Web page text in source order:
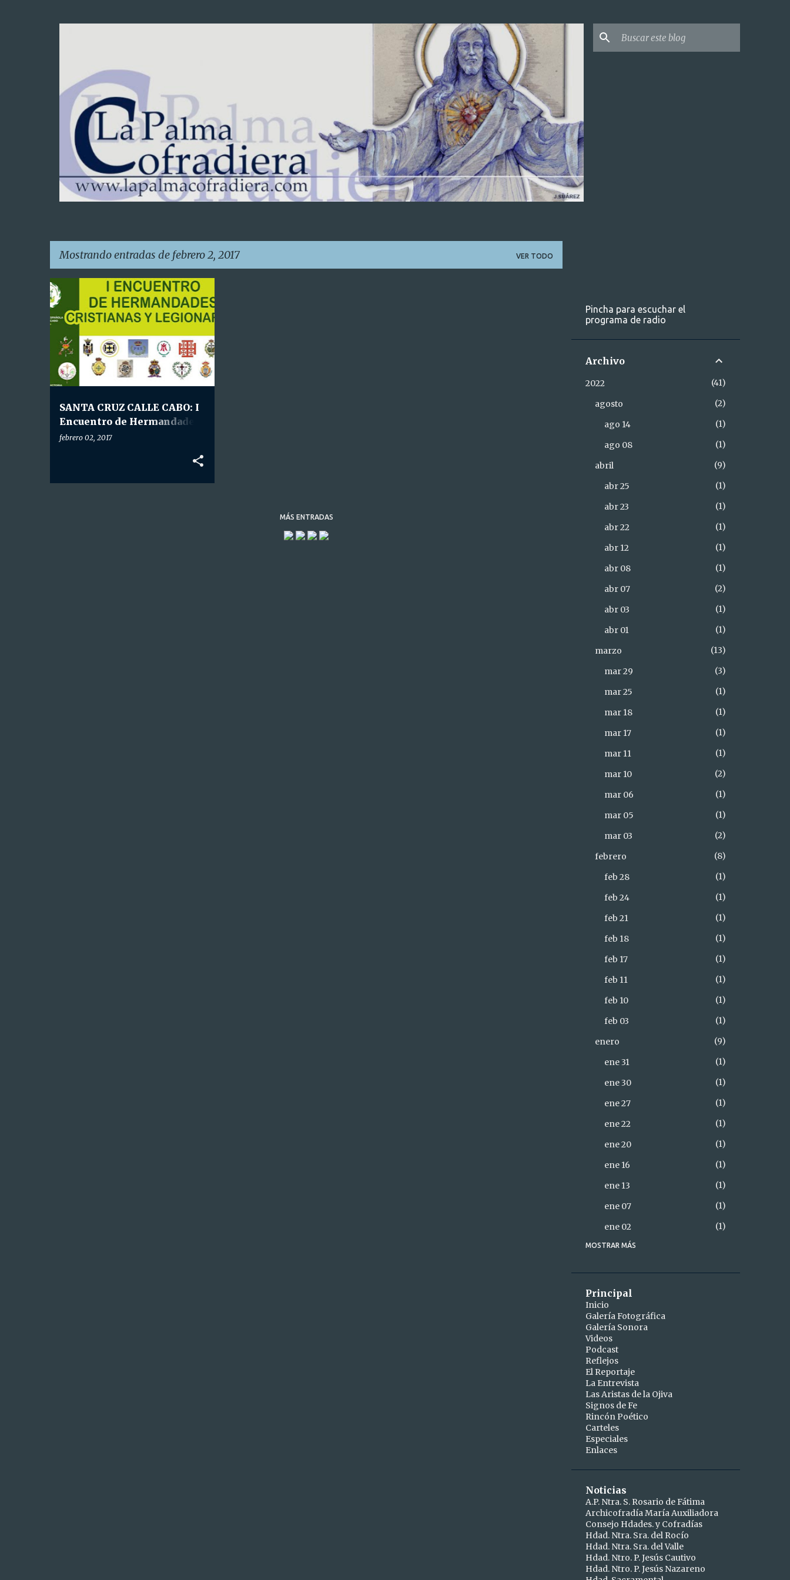
Mostrando entradas de febrero 2, 2017 VER TODO
E
n
d
SANTA CRUZ CALLE CABO: I
Encuentro de Hermandades
Cristianas y Legionarias y
febrero 02, 2017
HDAD. STA. CRUZ CALLE CABO
MÁS ENTRADAS
Pincha para escuchar el
programa de radio
Archivo
2022
41
agosto
2
ago 14
1
ago 08
1
abril
9
abr 25
1
abr 23
1
abr 22
1
abr 12
1
abr 08
1
abr 07
2
abr 03
1
abr 01
1
marzo
13
mar 29
3
mar 25
1
mar 18
1
mar 17
1
mar 11
1
mar 10
2
mar 06
1
mar 05
1
mar 03
2
febrero
8
feb 28
1
feb 24
1
feb 21
1
feb 18
1
feb 17
1
feb 11
1
feb 10
1
feb 03
1
enero
9
ene 31
1
ene 30
1
ene 27
1
ene 22
1
ene 20
1
ene 16
1
ene 13
1
ene 07
1
ene 02
1
2021
dic 28
dic 26
abril
abr 15
abr 10
marzo
mar 25
mar 24
mar 19
mar 16
1
mar 11
mar 09
mar 06
mar 04
febrero
MOSTRAR MÁS
Principal
Inicio
Galería Fotográfica
Galería Sonora
Videos
Podcast
Reflejos
El Reportaje
La Entrevista
Las Aristas de la Ojiva
Signos de Fe
Rincón Poético
Carteles
Especiales
Enlaces
Noticias
A.P. Ntra. S. Rosario de Fátima
Archicofradía María Auxiliadora
Consejo Hdades. y Cofradías
Hdad. Ntra. Sra. del Rocío
Hdad. Ntra. Sra. del Valle
Hdad. Ntro. P. Jesús Cautivo
Hdad. Ntro. P. Jesús Nazareno